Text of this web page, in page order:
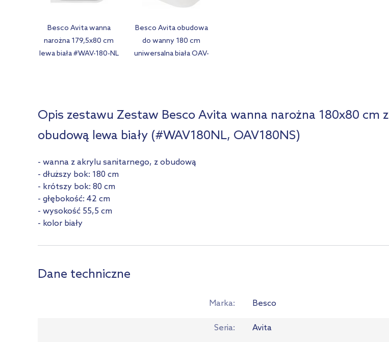
Besco Avita wanna
narożna 179,5x80 cm
lewa biała #WAV-180-NL
Besco Avita obudowa
do wanny 180 cm
uniwersalna biała OAV-
Opis zestawu Zestaw Besco Avita wanna narożna 180x80 cm z
obudową lewa biały (#WAV180NL, OAV180NS)
- wanna z akrylu sanitarnego, z obudową
- dłuższy bok: 180 cm
- krótszy bok: 80 cm
- głębokość: 42 cm
- wysokość 55,5 cm
- kolor biały
Dane techniczne
Marka Besco
Seria Avita